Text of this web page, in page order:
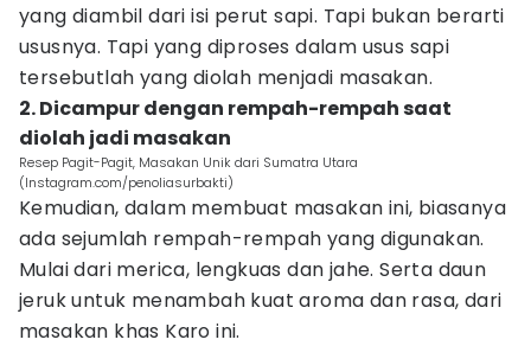
yang diambil dari isi perut sapi. Tapi bukan berarti
ususnya. Tapi yang diproses dalam usus sapi
tersebutlah yang diolah menjadi masakan.
2. Dicampur dengan rempah-rempah saat
diolah jadi masakan
Resep Pagit-Pagit, Masakan Unik dari Sumatra Utara
(Instagram.com/penoliasurbakti)
Kemudian, dalam membuat masakan ini, biasanya
ada sejumlah rempah-rempah yang digunakan.
Mulai dari merica, lengkuas dan jahe. Serta daun
jeruk untuk menambah kuat aroma dan rasa, dari
masakan khas Karo ini.